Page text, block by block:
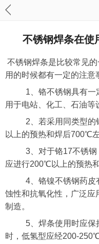
不锈钢焊条在使
不锈钢焊条是比较常见
用的时候都有一定的注意
1、铬不锈钢具有一定
用于电站、化工、石油等
2、若采用同类型的铬
以上的预热和焊后700℃
3、对于铬17不锈钢，
应进行200℃以上的预热
4、铬镍不锈钢药皮有
蚀性和抗氧化性，广泛应
制造。
5、焊条使用时应保
时，低氢型应经200-